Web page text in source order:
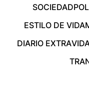
SOCIEDAD
ESTILO DE VIDA
DIARIO EXTRA